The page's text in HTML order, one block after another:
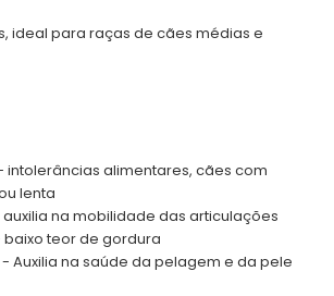
ideal para raças de cães médias e
intolerâncias alimentares, cães com
lenta
na mobilidade das articulações
teor de gordura
Auxilia na saúde da pelagem e da pele